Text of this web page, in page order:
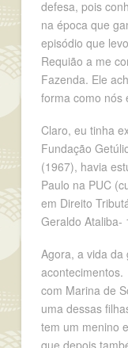
defesa, pois
na época que
episódio que
Requião a me
Fazenda. Ele
forma como nós
Claro, eu tinha
Fundação
(1967), havia
Paulo na PUC
em Direito
Geraldo Ataliba-
Agora, a vida da
com Marina de
uma dessas
tem um menino